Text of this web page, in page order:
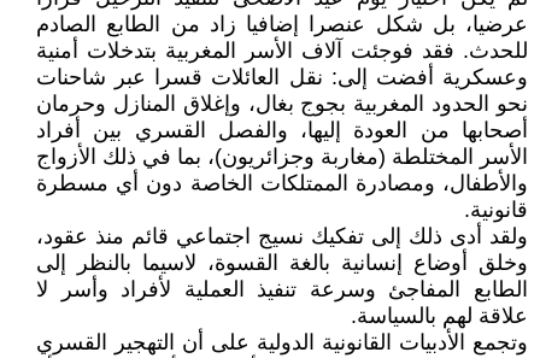
عرضيا، بل شكل عنصرا إضافيا زاد من الطابع الصادم
للحدث. فقد فوجئت آلاف الأسر المغربية بتدخلات أمنية
وعسكرية أفضت إلى: نقل العائلات قسرا عبر شاحنات
نحو الحدود المغربية بجوج بغال، وإغلاق المنازل وحرمان
أصحابها من العودة إليها، والفصل القسري بين أفراد
الأسر المختلطة (مغاربة وجزائريون)، بما في ذلك الأزواج
والأطفال، ومصادرة الممتلكات الخاصة دون أي مسطرة
قانونية.
ولقد أدى ذلك إلى تفكيك نسيج اجتماعي قائم منذ عقود،
وخلق أوضاع إنسانية بالغة القسوة، لاسيما بالنظر إلى
الطابع المفاجئ وسرعة تنفيذ العملية لأفراد وأسر لا
علاقة لهم بالسياسة.
وتجمع الأدبيات القانونية الدولية على أن التهجير القسري